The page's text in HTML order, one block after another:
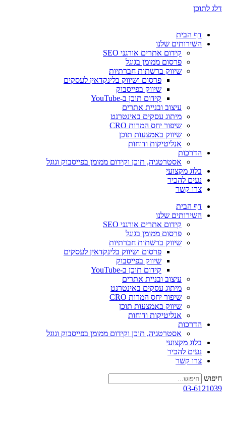
דלג לתוכן
דף הבית
השירותים שלנו
קידום אתרים אורגני SEO
פרסום ממומן בגוגל
שיווק ברשתות חברתיות
פרסום ושיווק בלינקדאין לעסקים
שיווק בפייסבוק
קידום תוכן ב-YouTube
עיצוב ובניית אתרים
מיתוג עסקים באינטרנט
שיפור יחס המרות CRO
שיווק באמצעות תוכן
אנליטיקות ודוחות
הדרכות
אסטרטגיה, תוכן וקידום ממומן בפייסבוק וגוגל
בלוג מקצועי
נעים להכיר
צרו קשר
דף הבית
השירותים שלנו
קידום אתרים אורגני SEO
פרסום ממומן בגוגל
שיווק ברשתות חברתיות
פרסום ושיווק בלינקדאין לעסקים
שיווק בפייסבוק
קידום תוכן ב-YouTube
עיצוב ובניית אתרים
מיתוג עסקים באינטרנט
שיפור יחס המרות CRO
שיווק באמצעות תוכן
אנליטיקות ודוחות
הדרכות
אסטרטגיה, תוכן וקידום ממומן בפייסבוק וגוגל
בלוג מקצועי
נעים להכיר
צרו קשר
חיפוש
03-6121039